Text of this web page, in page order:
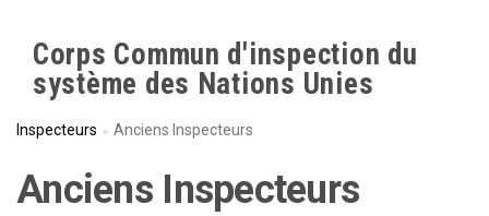
Corps Commun d'inspection du
système des Nations Unies
Inspecteurs Anciens Inspecteurs
Anciens Inspecteurs